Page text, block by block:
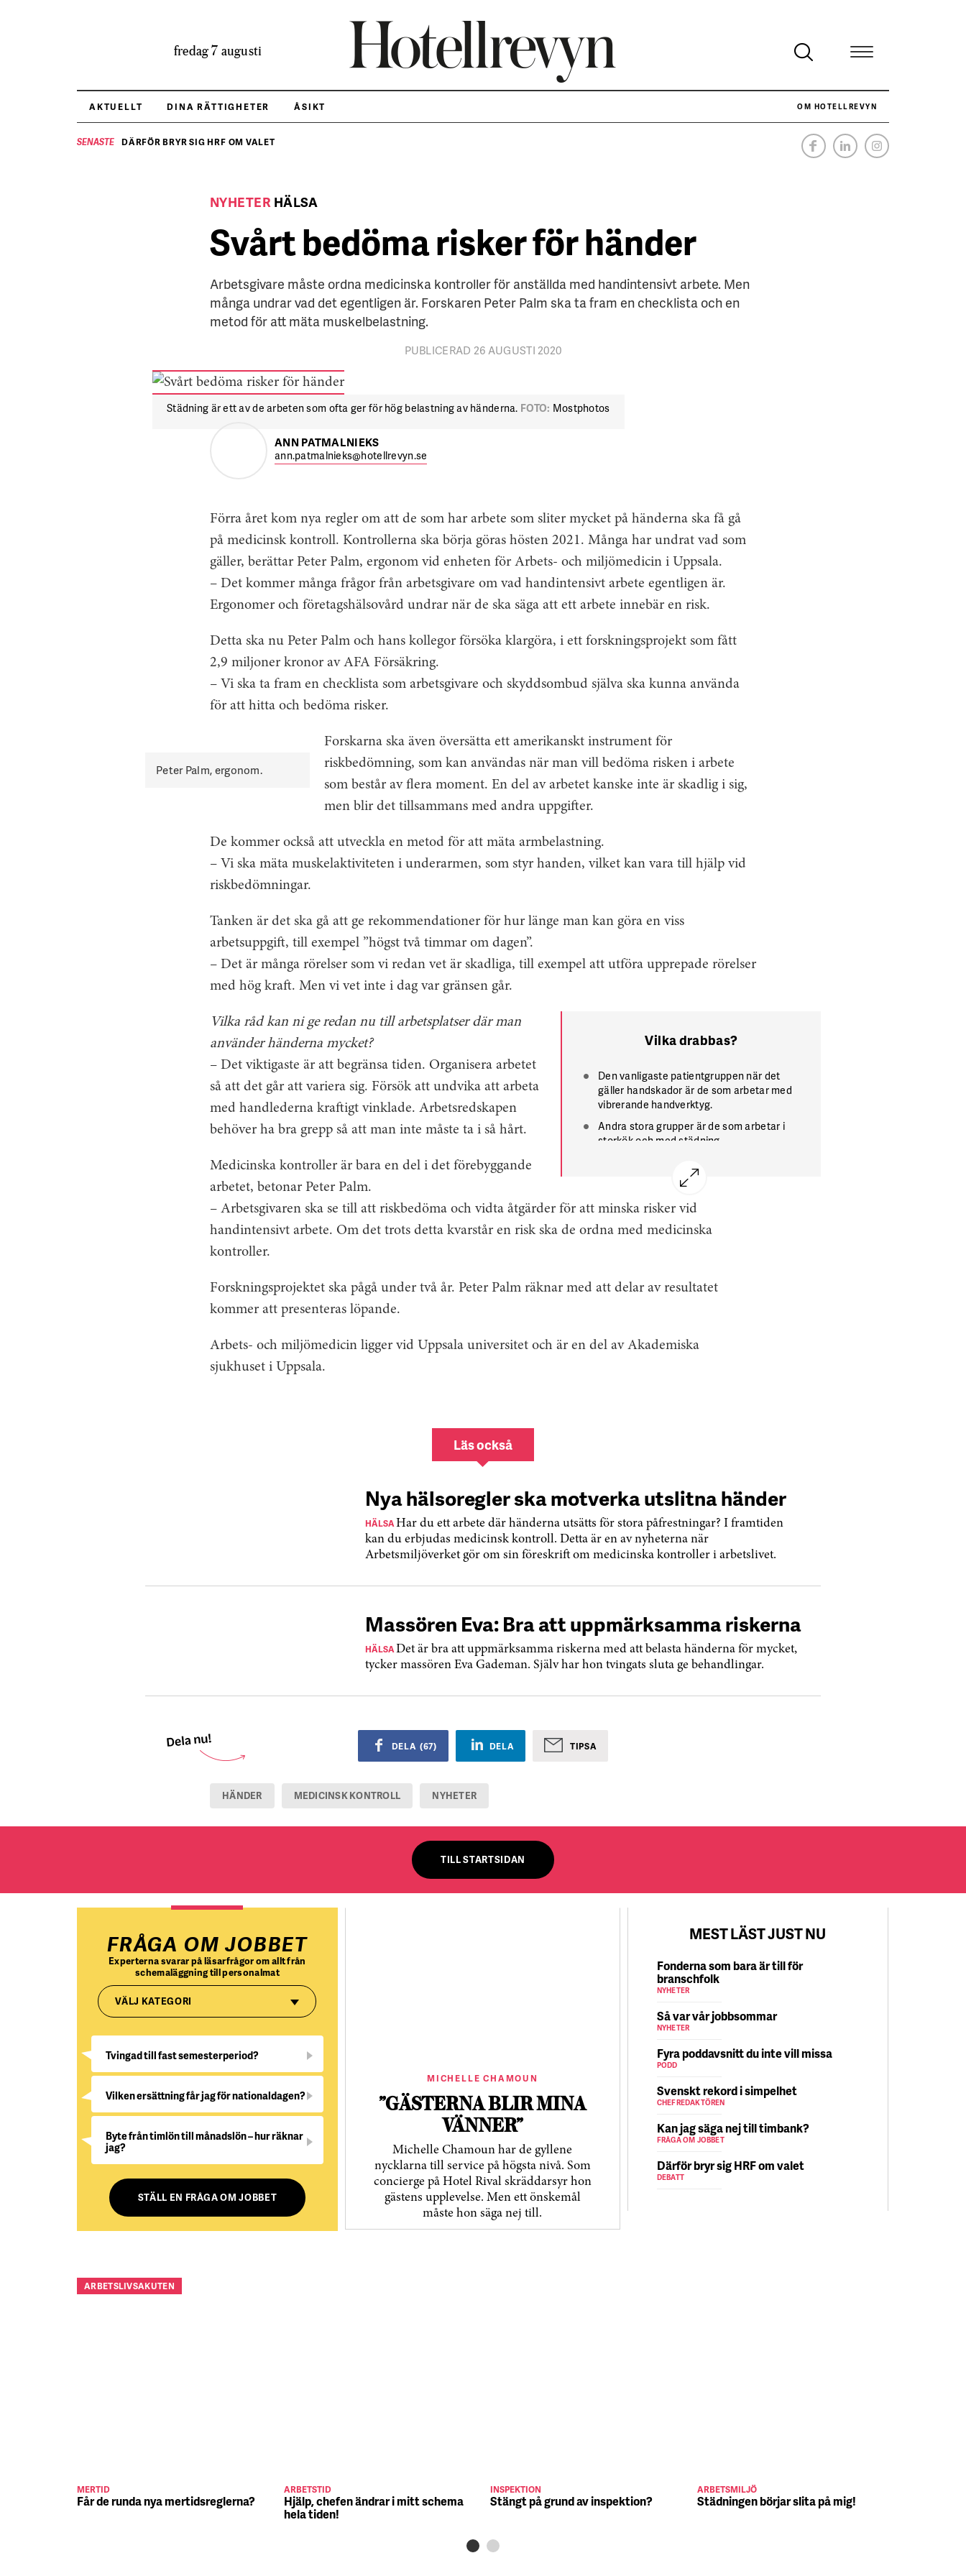
fredag 7 augusti
AKTUELLT DINA RÄTTIGHETER ÅSIKT OM HOTELLREVYN
SENASTE DÄRFÖR BRYR SIG HRF OM VALET NÄR HOTELLREVYN SLOG SVENSKT REKORD I SIMPELHET
NYHETER HÄLSA
Svårt bedöma risker för händer
Arbetsgivare måste ordna medicinska kontroller för anställda med handintensivt arbete. Men
många undrar vad det egentligen är. Forskaren Peter Palm ska ta fram en checklista och en
metod för att mäta muskelbelastning.
PUBLICERAD 26 AUGUSTI 2020
Städning är ett av de arbeten som ofta ger för hög belastning av händerna. FOTO: Mostphotos
ANN PATMALNIEKS
ann.patmalnieks@hotellrevyn.se
Förra året kom nya regler om att de som har arbete som sliter mycket på händerna ska få gå
på medicinsk kontroll. Kontrollerna ska börja göras hösten 2021. Många har undrat vad som
gäller, berättar Peter Palm, ergonom vid enheten för Arbets- och miljömedicin i Uppsala.
– Det kommer många frågor från arbetsgivare om vad handintensivt arbete egentligen är.
Ergonomer och företagshälsovård undrar när de ska säga att ett arbete innebär en risk.
Detta ska nu Peter Palm och hans kollegor försöka klargöra, i ett forskningsprojekt som fått
2,9 miljoner kronor av AFA Försäkring.
– Vi ska ta fram en checklista som arbetsgivare och skyddsombud själva ska kunna använda
för att hitta och bedöma risker.
Peter Palm, ergonom.
Forskarna ska även översätta ett amerikanskt instrument för
riskbedömning, som kan användas när man vill bedöma risken i arbete
som består av flera moment. En del av arbetet kanske inte är skadlig i sig,
men blir det tillsammans med andra uppgifter.
De kommer också att utveckla en metod för att mäta armbelastning.
– Vi ska mäta muskelaktiviteten i underarmen, som styr handen, vilket kan vara till hjälp vid
riskbedömningar.
Tanken är det ska gå att ge rekommendationer för hur länge man kan göra en viss
arbetsuppgift, till exempel ”högst två timmar om dagen”.
– Det är många rörelser som vi redan vet är skadliga, till exempel att utföra upprepade rörelser
med hög kraft. Men vi vet inte i dag var gränsen går.
Vilka drabbas?
Den vanligaste patientgruppen när det
gäller handskador är de som arbetar med
vibrerande handverktyg.
Andra stora grupper är de som arbetar i
storkök och med städning.
Vilka råd kan ni ge redan nu till arbetsplatser där man
använder händerna mycket?
– Det viktigaste är att begränsa tiden. Organisera arbetet
så att det går att variera sig. Försök att undvika att arbeta
med handlederna kraftigt vinklade. Arbetsredskapen
behöver ha bra grepp så att man inte måste ta i så hårt.
Medicinska kontroller är bara en del i det förebyggande
arbetet, betonar Peter Palm.
– Arbetsgivaren ska se till att riskbedöma och vidta åtgärder för att minska risker vid
handintensivt arbete. Om det trots detta kvarstår en risk ska de ordna med medicinska
kontroller.
Forskningsprojektet ska pågå under två år. Peter Palm räknar med att delar av resultatet
kommer att presenteras löpande.
Arbets- och miljömedicin ligger vid Uppsala universitet och är en del av Akademiska
sjukhuset i Uppsala.
Läs också
Nya hälsoregler ska motverka utslitna händer
HÄLSAHar du ett arbete där händerna utsätts för stora påfrestningar? I framtiden
kan du erbjudas medicinsk kontroll. Detta är en av nyheterna när
Arbetsmiljöverket gör om sin föreskrift om medicinska kontroller i arbetslivet.
Massören Eva: Bra att uppmärksamma riskerna
HÄLSADet är bra att uppmärksamma riskerna med att belasta händerna för mycket,
tycker massören Eva Gademan. Själv har hon tvingats sluta ge behandlingar.
DELA (67) DELA TIPSA
HÄNDER MEDICINSK KONTROLL NYHETER
TILL STARTSIDAN
FRÅGA OM JOBBET
Experterna svarar på läsarfrågor om allt från
schemaläggning till personalmat
VÄLJ KATEGORI
Tvingad till fast semesterperiod?
Vilken ersättning får jag för nationaldagen?
Byte från timlön till månadslön – hur räknar
jag?
STÄLL EN FRÅGA OM JOBBET
MICHELLE CHAMOUN
”GÄSTERNA BLIR MINA
VÄNNER”
Michelle Chamoun har de gyllene
nycklarna till service på högsta nivå. Som
concierge på Hotel Rival skräddarsyr hon
gästens upp­levelse. Men ett önskemål
måste hon säga nej till.
MEST LÄST JUST NU
Fonderna som bara är till för
branschfolk
NYHETER
Så var vår jobbsommar
NYHETER
Fyra poddavsnitt du inte vill missa
PODD
Svenskt rekord i simpelhet
CHEFREDAKTÖREN
Kan jag säga nej till timbank?
FRÅGA OM JOBBET
Därför bryr sig HRF om valet
DEBATT
ARBETSLIVSAKUTEN
MERTID
Får de runda nya mertidsreglerna?
ARBETSTID
Hjälp, chefen ändrar i mitt schema
hela tiden!
INSPEKTION
Stängt på grund av inspektion?
ARBETSMILJÖ
Städningen börjar slita på mig!